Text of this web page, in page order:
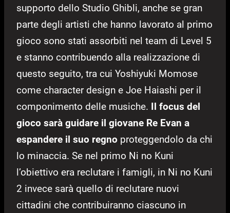
supporto dello Studio Ghibli, anche se gran
parte degli artisti che hanno lavorato al primo
gioco sono stati assorbiti nel team di Level 5
e stanno contribuendo alla realizzazione di
questo seguito, tra cui Yoshiyuki Momose
come character design e Joe Haiashi per il
componimento delle musiche. Il focus del
gioco sarà guidare il giovane Re Evan a
espandere il suo regno proteggendolo da chi
lo minaccia. Se nel primo Ni no Kuni
l’obiettivo era reclutare i famigli, in Ni no Kuni
2 invece sarà quello di reclutare nuovi
cittadini che contribuiranno ciascuno in